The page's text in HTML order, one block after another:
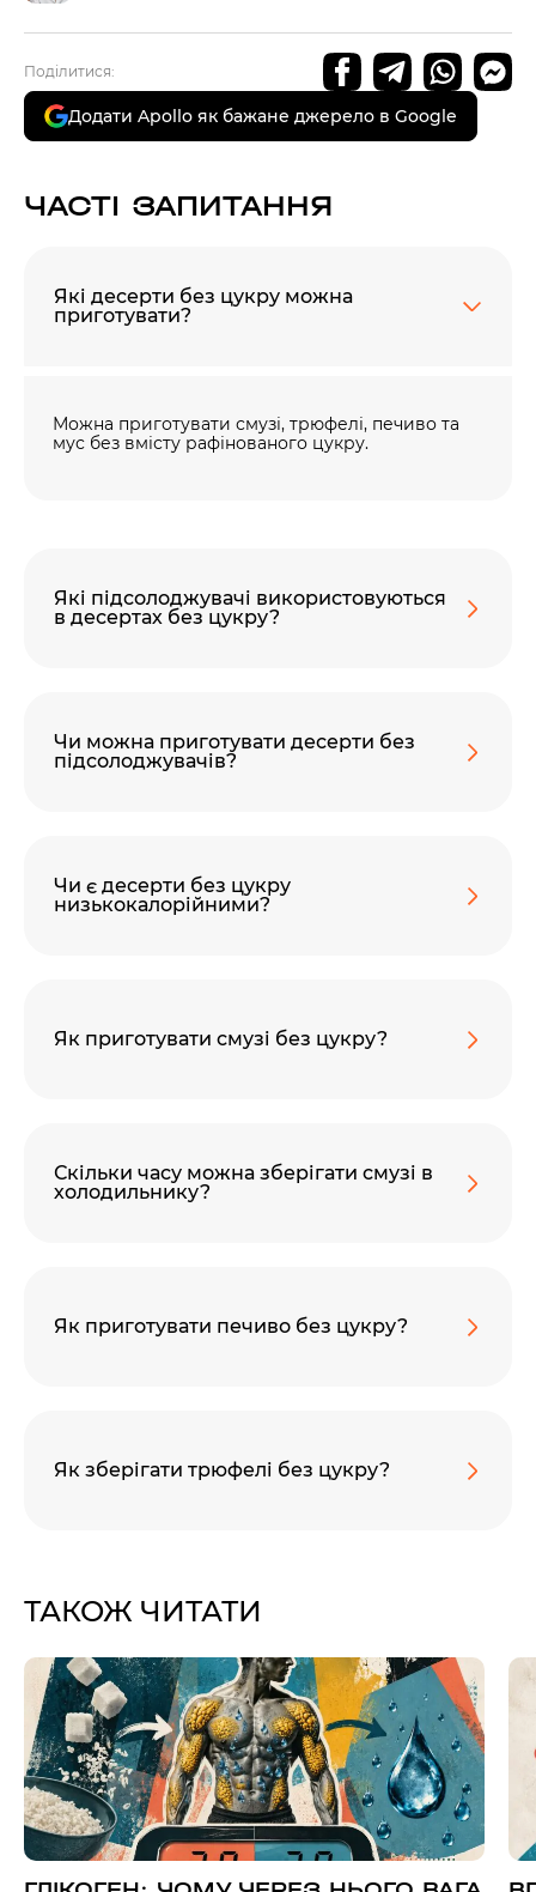
Поділитися:
Додати Apollo як бажане джерело в Google
ЧАСТІ ЗАПИТАННЯ
Які десерти без цукру можна
приготувати?
Можна приготувати смузі, трюфелі, печиво та
мус без вмісту рафінованого цукру.
Які підсолоджувачі використовуються
в десертах без цукру?
Чи можна приготувати десерти без
підсолоджувачів?
Чи є десерти без цукру
низькокалорійними?
Як приготувати смузі без цукру?
Скільки часу можна зберігати смузі в
холодильнику?
Як приготувати печиво без цукру?
Як зберігати трюфелі без цукру?
ТАКОЖ ЧИТАТИ
00 59
Ми пам’ятаємо.